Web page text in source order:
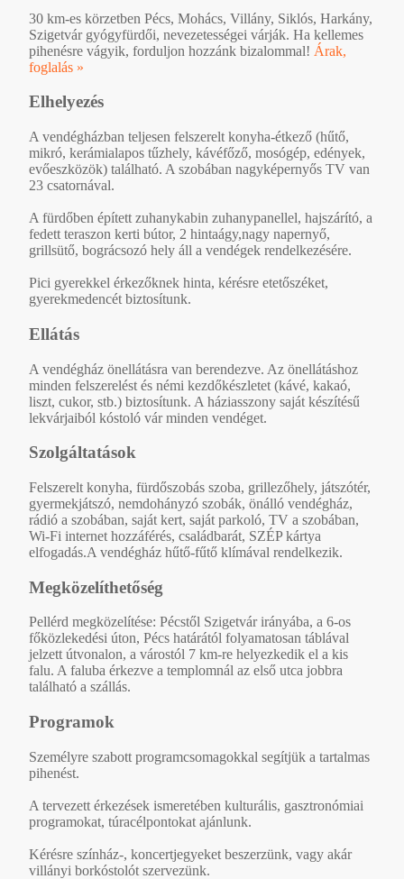
30 km-es körzetben Pécs, Mohács, Villány, Siklós, Harkány,
Szigetvár gyógyfürdői, nevezetességei várják. Ha kellemes
pihenésre vágyik, forduljon hozzánk bizalommal! Árak,
foglalás »
Elhelyezés
A vendégházban teljesen felszerelt konyha-étkező (hűtő,
mikró, kerámialapos tűzhely, kávéfőző, mosógép, edények,
evőeszközök) található. A szobában nagyképernyős TV van
23 csatornával.
A fürdőben épített zuhanykabin zuhanypanellel, hajszárító, a
fedett teraszon kerti bútor, 2 hintaágy,nagy napernyő,
grillsütő, bográcsozó hely áll a vendégek rendelkezésére.
Pici gyerekkel érkezőknek hinta, kérésre etetőszéket,
gyerekmedencét biztosítunk.
Ellátás
A vendégház önellátásra van berendezve. Az önellátáshoz
minden felszerelést és némi kezdőkészletet (kávé, kakaó,
liszt, cukor, stb.) biztosítunk. A háziasszony saját készítésű
lekvárjaiból kóstoló vár minden vendéget.
Szolgáltatások
Felszerelt konyha, fürdőszobás szoba, grillezőhely, játszótér,
gyermekjátszó, nemdohányzó szobák, önálló vendégház,
rádió a szobában, saját kert, saját parkoló, TV a szobában,
Wi-Fi internet hozzáférés, családbarát, SZÉP kártya
elfogadás.A vendégház hűtő-fűtő klímával rendelkezik.
Megközelíthetőség
Pellérd megközelítése: Pécstől Szigetvár irányába, a 6-os
főközlekedési úton, Pécs határától folyamatosan táblával
jelzett útvonalon, a várostól 7 km-re helyezkedik el a kis
falu. A faluba érkezve a templomnál az első utca jobbra
található a szállás.
Programok
Személyre szabott programcsomagokkal segítjük a tartalmas
pihenést.
A tervezett érkezések ismeretében kulturális, gasztronómiai
programokat, túracélpontokat ajánlunk.
Kérésre színház-, koncertjegyeket beszerzünk, vagy akár
villányi borkóstolót szervezünk.